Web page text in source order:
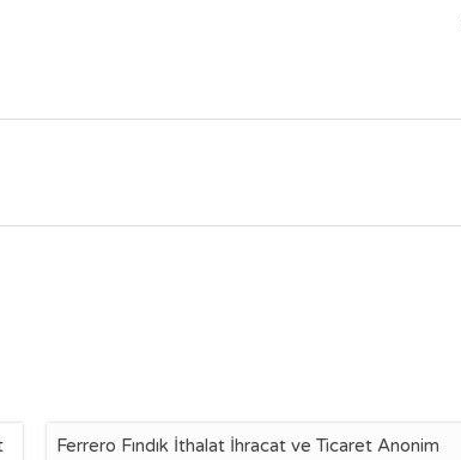
Ferrero Fındık İthalat İhracat ve Ticaret Anonim